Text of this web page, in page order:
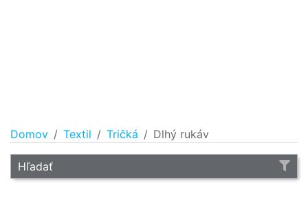
Domov Textil Tričká Dlhý rukáv
Hľadať